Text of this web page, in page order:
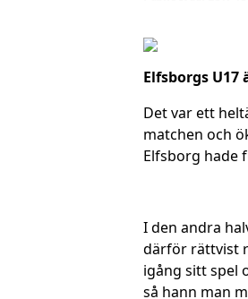
Elfsborgs
Det var ett
matchen och
Elfsborg hade
I den andra
därför rättvist
igång sitt spel
så hann man